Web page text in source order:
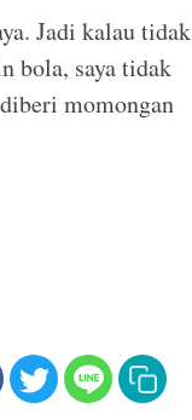
Jadi kalau tidak
bola, saya tidak
momongan